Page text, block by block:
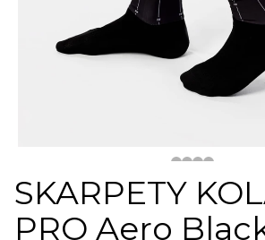
SKARPETY
PRO Aero